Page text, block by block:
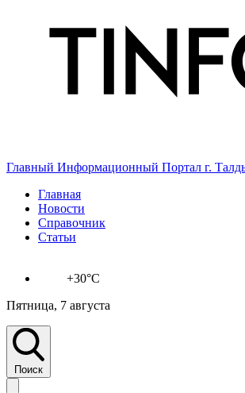
Главный Информационный Портал г.
Главная
Новости
Справочник
Статьи
+30°C
Пятница, 7 августа
Поиск